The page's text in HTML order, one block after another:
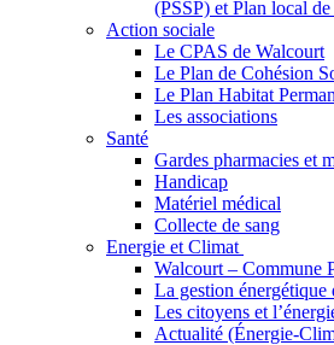
(PSSP) et Plan local
Action sociale
Le CPAS de Walcourt
Le Plan de Cohésion
Le Plan Habitat
Les associations
Santé
Gardes pharmacies et
Handicap
Matériel médical
Collecte de sang
Energie et Climat
Walcourt – Commune
La gestion
Les citoyens et
Actualité (Énergie-